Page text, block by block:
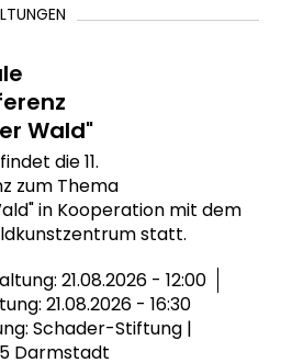
Wald"
die 11.
zum Thema
in Kooperation mit dem
statt.
21.08.2026 - 12:00
21.08.2026 - 16:30
Schader-Stiftung |
Darmstadt